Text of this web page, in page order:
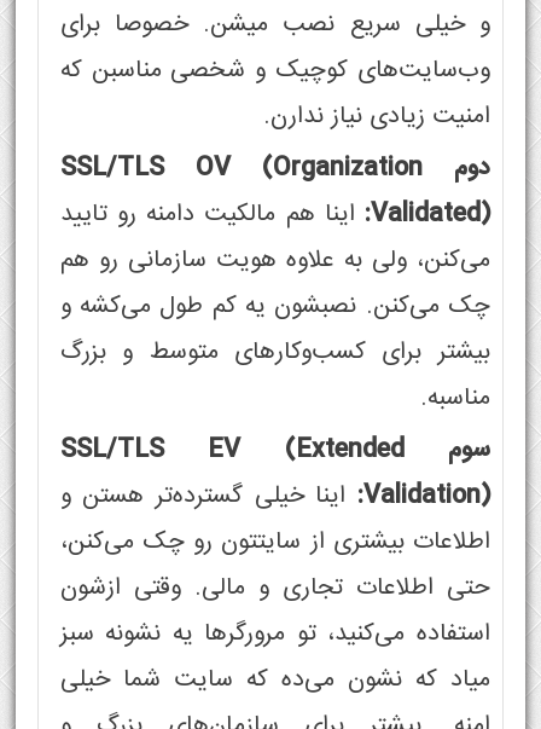
و خیلی سریع نصب میشن. خصوصا برای
وب‌سایت‌های کوچیک و شخصی مناسبن که
امنیت زیادی نیاز ندارن.
دوم SSL/TLS OV (Organization
Validated): اینا هم مالکیت دامنه رو تایید
می‌کنن، ولی به علاوه هویت سازمانی رو هم
چک می‌کنن. نصبشون یه کم طول می‌کشه و
بیشتر برای کسب‌وکارهای متوسط و بزرگ
مناسبه.
سوم SSL/TLS EV (Extended
Validation): اینا خیلی گسترده‌تر هستن و
اطلاعات بیشتری از سایتتون رو چک می‌کنن،
حتی اطلاعات تجاری و مالی. وقتی ازشون
استفاده می‌کنید، تو مرورگرها یه نشونه سبز
میاد که نشون می‌ده که سایت شما خیلی